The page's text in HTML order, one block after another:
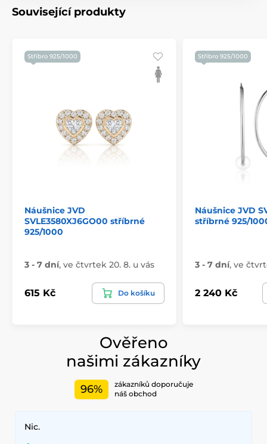
Související produkty
Stříbro 925/1000
Náušnice JVD
SVLE3580XJ6GO00 stříbrné
925/1000
3 - 7 dní, ve čtvrtek 20. 8. u vás
615 Kč Do košíku
Stříbro 925/1000
Náušnice JVD
stříbrné 925/
3 - 7 dní, ve
2 240 Kč
Ověřeno
našimi zákazníky
96%
zákazníků doporučuje
náš obchod
Nic.